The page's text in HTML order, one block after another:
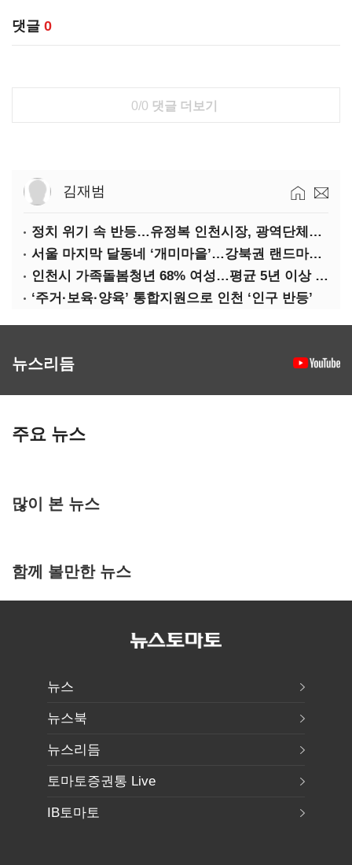
댓글 0
0/0 댓글 더보기
김재범
정치 위기 속 반등…유정복 인천시장, 광역단체장 평가 ‘상승세’
서울 마지막 달동네 ‘개미마을’…강북권 랜드마크로 재탄생한다
인천시 가족돌봄청년 68% 여성…평균 5년 이상 돌봄 ‘우울감’ 호소
‘주거·보육·양육’ 통합지원으로 인천 ‘인구 반등’
뉴스리듬
주요 뉴스
많이 본 뉴스
함께 볼만한 뉴스
뉴스
뉴스북
뉴스리듬
토마토증권통 Live
IB토마토